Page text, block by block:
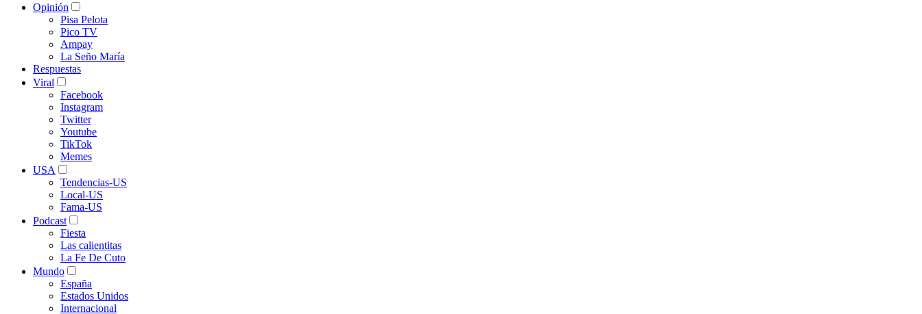
Opinión
Pisa Pelota
Pico TV
Ampay
La Seño María
Respuestas
Viral
Facebook
Instagram
Twitter
Youtube
TikTok
Memes
USA
Tendencias-US
Local-US
Fama-US
Podcast
Fiesta
Las calientitas
La Fe De Cuto
Mundo
España
Estados Unidos
Internacional